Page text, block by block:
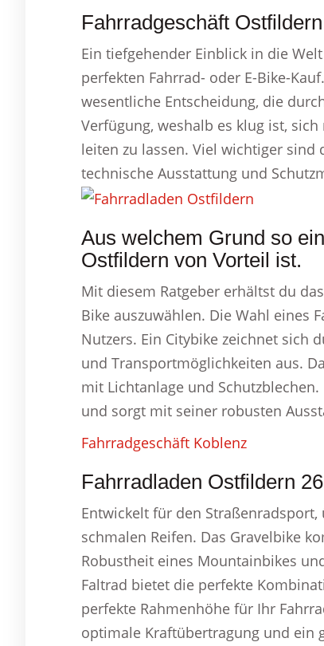
Fahrradgeschäft
Ein tiefgehender Einblick in die
perfekten Fahrrad- oder E-Bike-
wesentliche Entscheidung, die
Verfügung, weshalb es klug ist,
leiten zu lassen. Viel wichtiger sind
technische Ausstattung und
Aus welchem Grund so
Ostfildern von Vorteil ist.
Mit diesem Ratgeber erhältst du
Bike auszuwählen. Die Wahl eines
Nutzers. Ein Citybike zeichnet sich
und Transportmöglichkeiten aus.
mit Lichtanlage und
und sorgt mit seiner robusten
Fahrradgeschäft Koblenz
Fahrradladen Ostfildern
Entwickelt für den
schmalen Reifen. Das Gravelbike
Robustheit eines Mountainbikes
Faltrad bietet die perfekte
perfekte Rahmenhöhe für Ihr
optimale Kraftübertragung und ein